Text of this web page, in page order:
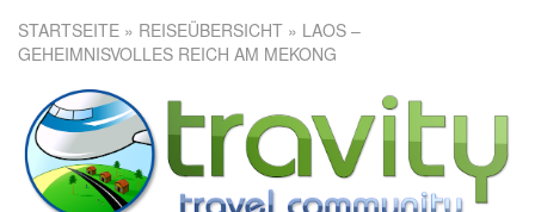
STARTSEITE » REISEÜBERSICHT » LAOS –
GEHEIMNISVOLLES REICH AM MEKONG